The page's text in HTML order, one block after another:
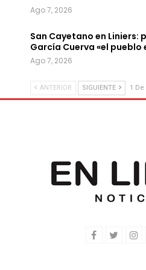
Ago 7, 2026
San Cayetano en Liniers:
García Cuerva «el pueblo
Ago 7, 2026
ANTERIOR SIGUIENTE 1 De